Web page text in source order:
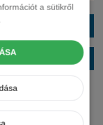
a sütikről